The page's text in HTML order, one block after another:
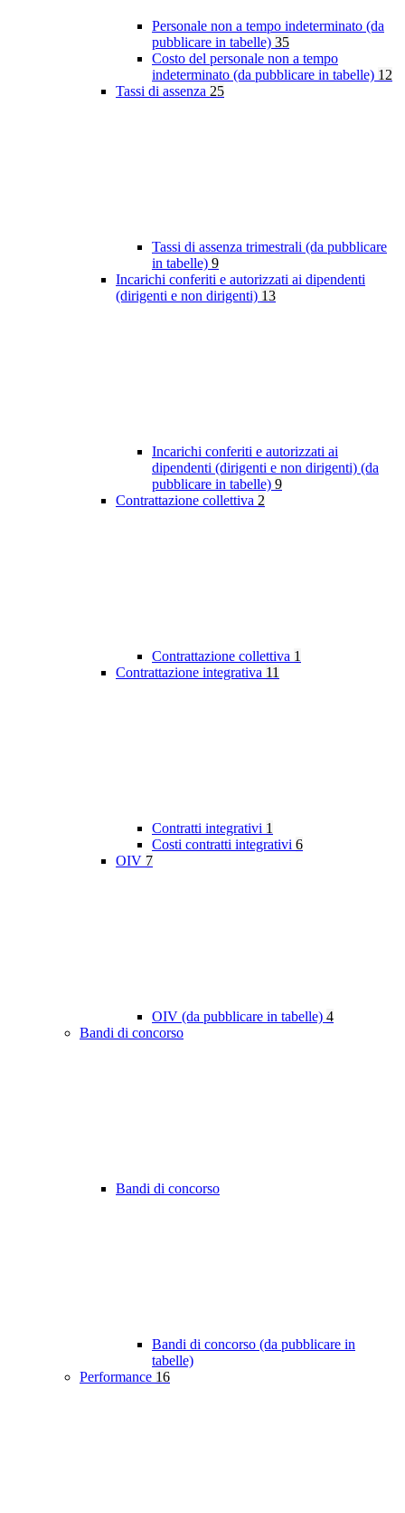
Personale non a tempo indeterminato (da
pubblicare in tabelle) 35
Costo del personale non a tempo
indeterminato (da pubblicare in tabelle) 12
Tassi di assenza 25
Tassi di assenza trimestrali (da pubblicare
in tabelle) 9
Incarichi conferiti e autorizzati ai dipendenti
(dirigenti e non dirigenti) 13
Incarichi conferiti e autorizzati ai
dipendenti (dirigenti e non dirigenti) (da
pubblicare in tabelle) 9
Contrattazione collettiva 2
Contrattazione collettiva 1
Contrattazione integrativa 11
Contratti integrativi 1
Costi contratti integrativi 6
OIV 7
OIV (da pubblicare in tabelle) 4
Bandi di concorso
Bandi di concorso
Bandi di concorso (da pubblicare in
tabelle)
Performance 16